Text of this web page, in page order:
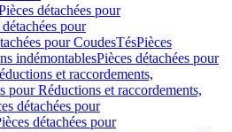
détachées pour
pour
pour CoudesTésPièces
indémontablesPièces détachées pour
et raccordements,
pour Réductions et raccordements,
détachées pour
détachées pour